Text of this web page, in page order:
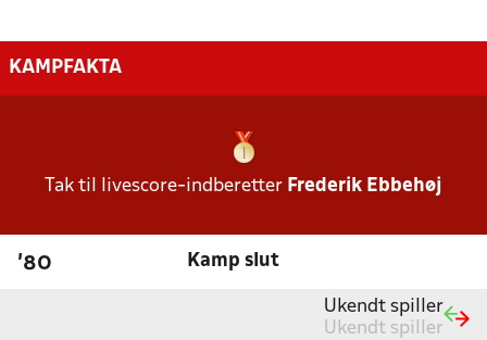
KAMPFAKTA
Tak til livescore-indberetter Frederik Ebbehøj
'80 Kamp slut
Ukendt spiller
Ukendt spiller